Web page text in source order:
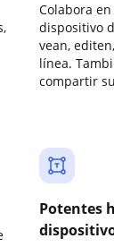
Colabora
dispositivo
vean,
línea.
compartir
Potentes